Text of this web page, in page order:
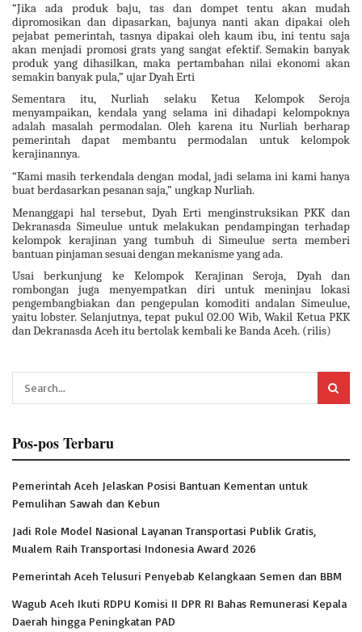
“Jika ada produk baju, tas dan dompet tentu akan mudah
dipromosikan dan dipasarkan, bajunya nanti akan dipakai oleh
pejabat pemerintah, tasnya dipakai oleh kaum ibu, ini tentu saja
akan menjadi promosi grats yang sangat efektif. Semakin banyak
produk yang dihasilkan, maka pertambahan nilai ekonomi akan
semakin banyak pula,” ujar Dyah Erti
Sementara itu, Nurliah selaku Ketua Kelompok Seroja
menyampaikan, kendala yang selama ini dihadapi kelompoknya
adalah masalah permodalan. Oleh karena itu Nurliah berharap
pemerintah dapat membantu permodalan untuk kelompok
kerajinannya.
“Kami masih terkendala dengan modal, jadi selama ini kami hanya
buat berdasarkan pesanan saja,” ungkap Nurliah.
Menanggapi hal tersebut, Dyah Erti menginstruksikan PKK dan
Dekranasda Simeulue untuk melakukan pendampingan terhadap
kelompok kerajinan yang tumbuh di Simeulue serta memberi
bantuan pinjaman sesuai dengan mekanisme yang ada.
Usai berkunjung ke Kelompok Kerajinan Seroja, Dyah dan
rombongan juga menyempatkan diri untuk meninjau lokasi
pengembangbiakan dan pengepulan komoditi andalan Simeulue,
yaitu lobster. Selanjutnya, tepat pukul 02.00 Wib, Wakil Ketua PKK
dan Dekranasda Aceh itu bertolak kembali ke Banda Aceh. (rilis)
Pos-pos Terbaru
Pemerintah Aceh Jelaskan Posisi Bantuan Kementan untuk
Pemulihan Sawah dan Kebun
Jadi Role Model Nasional Layanan Transportasi Publik Gratis,
Mualem Raih Transportasi Indonesia Award 2026
Pemerintah Aceh Telusuri Penyebab Kelangkaan Semen dan BBM
Wagub Aceh Ikuti RDPU Komisi II DPR RI Bahas Remunerasi Kepala
Daerah hingga Peningkatan PAD